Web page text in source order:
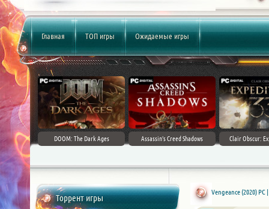
Главная ТОП игры Ожидаемые игры
DOOM: The Dark Ages Assassin's Creed Shadows Clair Obscur:
Торрент игры
Vengeance (2020) PC